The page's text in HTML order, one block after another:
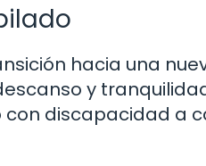
hacia una
y
con discapacidad a